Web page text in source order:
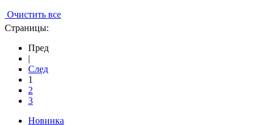
Очистить все
Страницы:
Пред
|
След
1
2
3
Новинка